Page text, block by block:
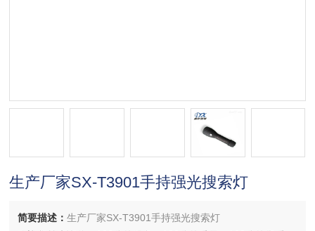
生产厂家SX-T3901手持强光搜索灯
简要描述：生产厂家SX-T3901手持强光搜索灯